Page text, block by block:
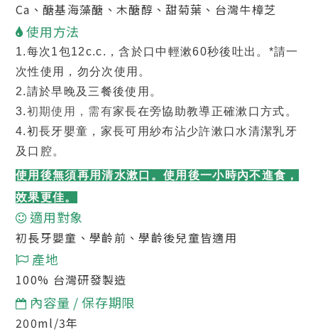
Ca、醣基海藻醣、木醣醇、甜菊葉、 台灣牛樟芝
使用方法
1.每次1包12c.c.，含於口中輕漱60秒後吐出。*請一
次性使用，勿分次使用。
2.請於早晚及三餐後使用。
3.初期使用，需有家長在旁協助教導正確漱口方式。
4.初長牙嬰童，家長可用紗布沾少許漱口水清潔乳牙
及口腔。
使用後無須再用清水漱口。使用後一小時內不進食，
效果更佳。
適用對象
初長牙嬰童、學齡前、學齡後兒童皆適用
產地
100% 台灣研發製造
內容量 / 保存期限
200ml/3年